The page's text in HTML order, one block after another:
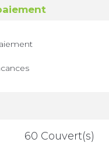
60 Couvert(s)